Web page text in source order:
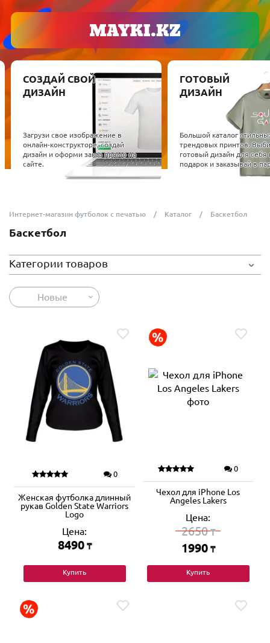
СОЗДАЙ СВОЙ
ДИЗАЙН
Загрузи свое изображение в
онлайн-конструкторе, создай
дизайн и оформи заказ прямо на
сайте.
ГОТОВЫЙ
ДИЗАЙН
Большой каталог
трендовых принтов.
готовый дизайн для себя
подарок и заказывай в
Интернет-магазин футболок с печатью Каталог Баскетбол
Баскетбол
Категории товаров
Новые
0
Женская футболка длинный
рукав Golden State Warriors
Logo
Цена:
8490 ₸
Купить
0
Чехол для iPhone Los
Angeles Lakers
Цена:
2650₸
1990 ₸
Купить